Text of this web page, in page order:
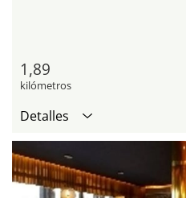
1,89
kilómetros
Detalles